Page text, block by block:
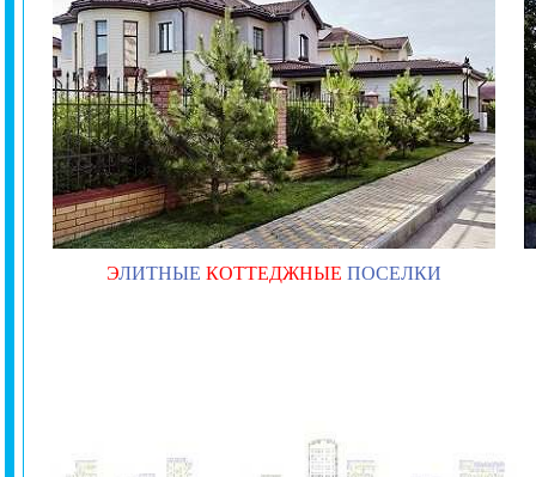
ЭЛИТНЫЕ КОТТЕДЖНЫЕ ПОСЕЛКИ